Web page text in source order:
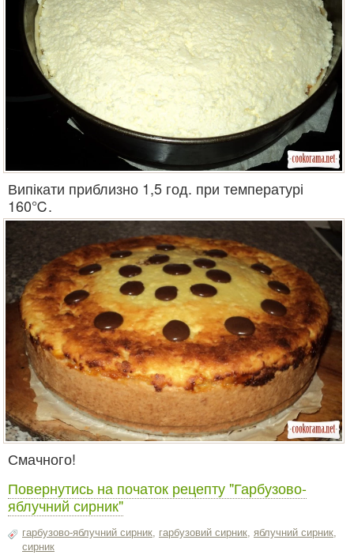
Випікати приблизно 1,5 год. при температурі
160℃.
Смачного!
Повернутись на початок рецепту "Гарбузово-
яблучний сирник"
гарбузово-яблучний сирник гарбузовий сирник яблучний сирник
сирник